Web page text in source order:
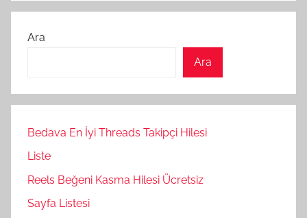
Ara
Ara
Bedava En İyi Threads Takipçi Hilesi
Liste
Reels Beğeni Kasma Hilesi Ücretsiz
Sayfa Listesi